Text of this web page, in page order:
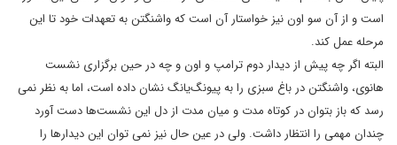
است و از آن سو اون نیز خواستار آن است که واشنگتن به تعهدات خود تا این
مرحله عمل کند.
البته اگر چه پیش از دیدار دوم ترامپ و اون و چه در حین برگزاری نشست
هانوی، واشنگتن در باغ سبزی را به پیونگ‌یانگ نشان داده است، اما به نظر نمی
رسد که باز بتوان در کوتاه مدت و میان مدت از دل این نشست‌ها دست آورد
چندان مهمی را انتظار داشت. ولی در عین حال نیز نمی توان این دیدارها را